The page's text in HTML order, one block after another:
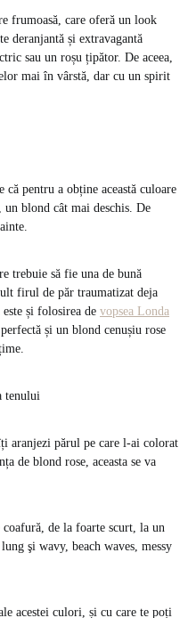
frumoasă, care oferă un look
deranjantă și extravagantă
sau un roșu țipător. De aceea,
mai în vârstă, dar cu un spirit
pentru a obține această culoare
un blond cât mai deschis. De
trebuie să fie una de bună
firul de păr traumatizat deja
și folosirea de vopsea Londa
și un blond cenușiu rose
tenului
aranjezi părul pe care l-ai colorat
de blond rose, aceasta se va
de la foarte scurt, la un
şi wavy, beach waves, messy
acestei culori, și cu care te poți